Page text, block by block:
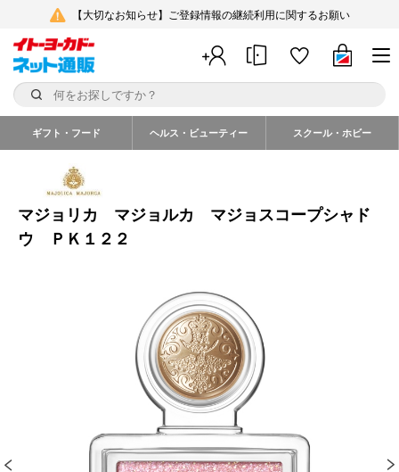
【大切なお知らせ】ご登録情報の継続利用に関するお願い
ギフト・フード ヘルス・ビューティー スクール・ホビー
マジョリカ マジョルカ マジョスコープシャド
ウ ＰＫ１２２